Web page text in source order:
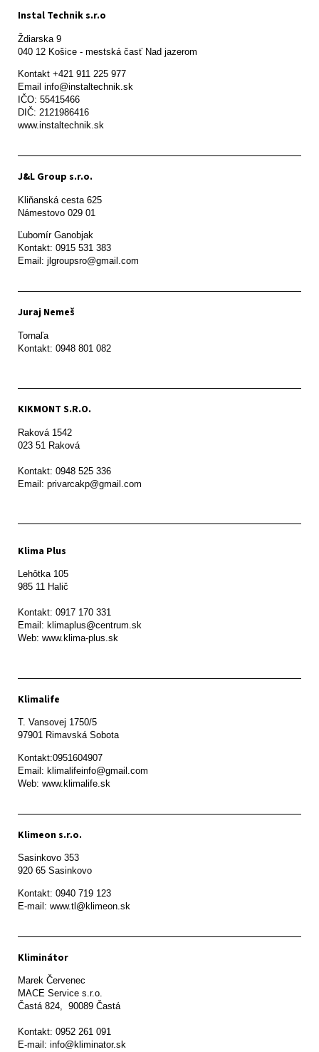
Instal Technik s.r.o
Ždiarska 9
Kontakt +421 911 225 977
Email info@instaltechnik.sk
IČO: 55415466
DIČ: 2121986416
www.instaltechnik.sk
J&L Group s.r.o.
Kliňanská cesta 625
Námestovo 029 01
Ľubomír Ganobjak
Kontakt: 0915 531 383
Email: jlgroupsro@gmail.com
Juraj Nemeš
Tornaľa
Kontakt: 0948 801 082
KIKMONT S.R.O.
Raková 1542
023 51 Raková
Kontakt: 0948 525 336
Email: privarcakp@gmail.com
Klima Plus
Lehôtka 105
985 11 Halič
Kontakt: 0917 170 331
Email: klimaplus@centrum.sk
Klimalife
T. Vansovej 1750/5
97901 Rimavská Sobota
Kontakt:0951604907
Email: klimalifeinfo@gmail.com
Web: www.klimalife.sk
Klimeon s.r.o.
Sasinkovo 353
920 65 Sasinkovo
Kontakt: 0940 719 123
E-mail: www.tl@klimeon.sk
Kliminátor
Marek Červenec
MACE Service s.r.o.
Častá 824,  90089 Častá
Kontakt: 0952 261 091
E-mail: info@kliminator.sk